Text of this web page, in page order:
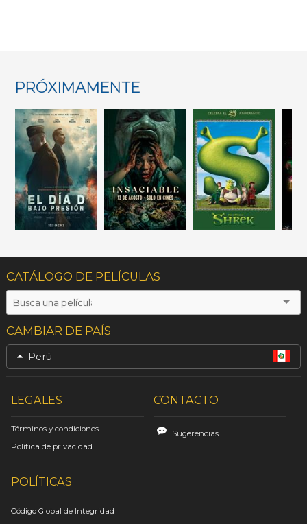
PRÓXIMAMENTE
CATÁLOGO DE PELÍCULAS
CAMBIAR DE PAÍS
Perú
LEGALES
Términos y condiciones
Política de privacidad
CONTACTO
Sugerencias
POLÍTICAS
Código Global de Integridad